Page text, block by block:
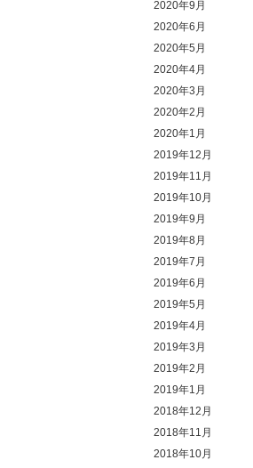
2020年9月
2020年6月
2020年5月
2020年4月
2020年3月
2020年2月
2020年1月
2019年12月
2019年11月
2019年10月
2019年9月
2019年8月
2019年7月
2019年6月
2019年5月
2019年4月
2019年3月
2019年2月
2019年1月
2018年12月
2018年11月
2018年10月